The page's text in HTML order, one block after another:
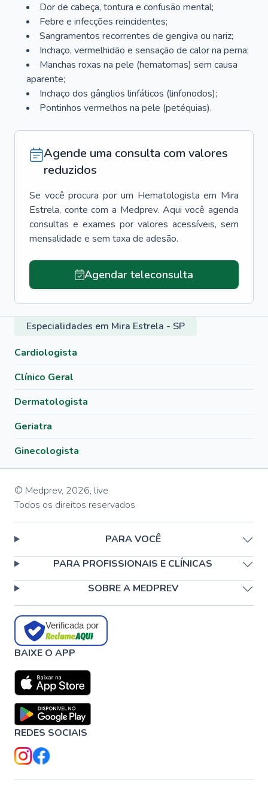
Dor de cabeça, tontura e confusão mental;
Febre e infecções reincidentes;
Sangramentos recorrentes de gengiva ou nariz;
Inchaço, vermelhidão e sensação de calor na perna;
Manchas roxas na pele (hematomas) sem causa
aparente;
Inchaço dos gânglios linfáticos (linfonodos);
Pontinhos vermelhos na pele (petéquias).
Agende uma consulta com valores
reduzidos
Se você procura por um Hematologista em Mira
Estrela, conte com a Medprev. Aqui você agenda
consultas e exames por valores acessíveis, sem
mensalidade e sem taxa de adesão.
Agendar teleconsulta
Especialidades em Mira Estrela - SP
Cardiologista
Clínico Geral
Dermatologista
Geriatra
Ginecologista
© Medprev, 2026, live
Todos os direitos reservados
PARA VOCÊ
PARA PROFISSIONAIS E CLÍNICAS
SOBRE A MEDPREV
Verificada por
BAIXE O APP
REDES SOCIAIS